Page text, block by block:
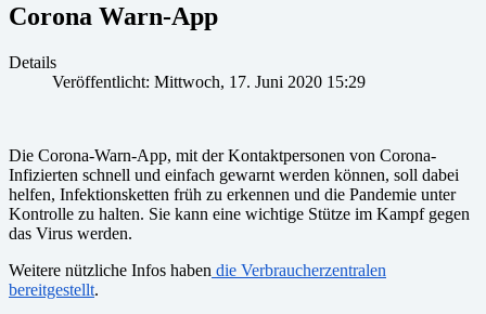
Corona Warn-App
Details
Veröffentlicht: Mittwoch, 17. Juni 2020 15:29
Die Corona-Warn-App, mit der Kontaktpersonen von Corona-
Infizierten schnell und einfach gewarnt werden können, soll dabei
helfen, Infektionsketten früh zu erkennen und die Pandemie unter
Kontrolle zu halten. Sie kann eine wichtige Stütze im Kampf gegen
das Virus werden.
Weitere nützliche Infos haben die Verbraucherzentralen
bereitgestellt.